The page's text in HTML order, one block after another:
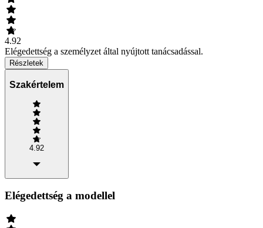
4.92
Elégedettség a személyzet által nyújtott tanácsadással.
Részletek
Szakértelem
4.92
Elégedettség a modellel